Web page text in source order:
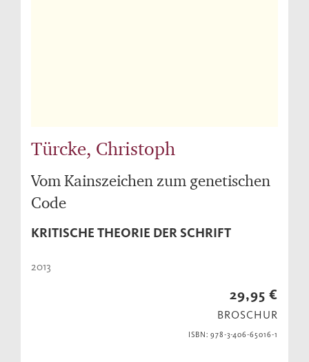
Türcke, Christoph
Vom Kainszeichen zum genetischen
Code
KRITISCHE THEORIE DER SCHRIFT
2013
29,95 €
BROSCHUR
ISBN: 978-3-406-65016-1